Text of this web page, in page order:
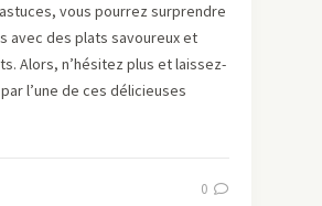
vous pourrez surprendre
avec des plats savoureux et
Alors, n’hésitez plus et laissez-
l’une de ces délicieuses
0